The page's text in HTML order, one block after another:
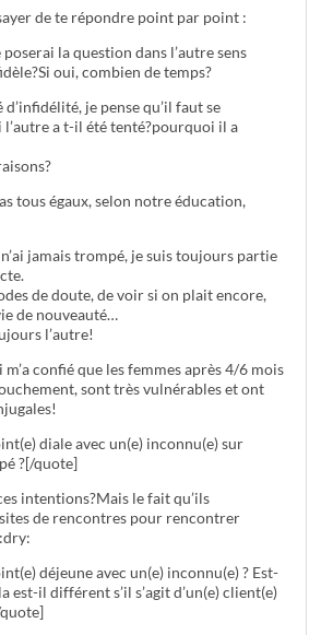
de te répondre point par point :
la question dans l’autre sens
oui, combien de temps?
je pense qu’il faut se
a t-il été tenté?pourquoi il a
tous égaux, selon notre éducation,
jamais trompé, je suis toujours partie
de doute, de voir si on plait encore,
de nouveauté…
l’autre!
confié que les femmes après 4/6 mois
sont très vulnérables et ont
diale avec un(e) inconnu(e) sur
?[/quote]
intentions?Mais le fait qu’ils
de rencontres pour rencontrer
déjeune avec un(e) inconnu(e) ? Est-
est-il différent s’il s’agit d’un(e) client(e)